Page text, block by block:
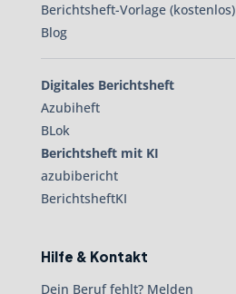
Berichtsheft-Vorlage (kostenlos)
Blog
Digitales Berichtsheft
Azubiheft
BLok
Berichtsheft mit KI
azubibericht
BerichtsheftKI
Hilfe & Kontakt
Dein Beruf fehlt? Melden